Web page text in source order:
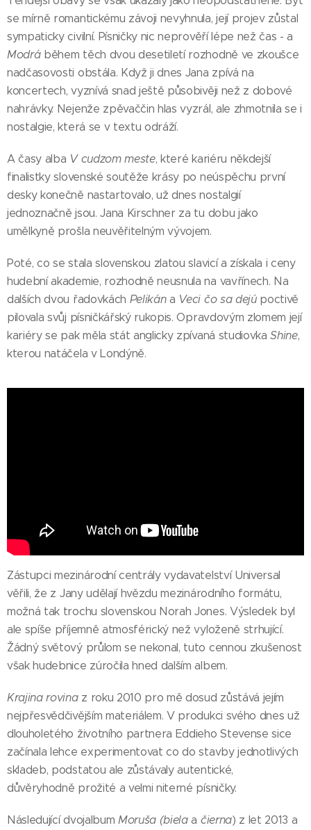
se mírně romantickému závoji nevyhnula, její projev zůstal
sympaticky civilní. Písničky nic neprověří lépe než čas - a
Modráběhem těch dvou desetiletí rozhodně ve zkoušce
nadčasovosti obstála. Když ji dnes Jana zpívá na
koncertech, vyznívá snad ještě působivěji než z dobové
nahrávky. Nejenže zpěvaččin hlas vyzrál, ale zhmotnila se i
nostalgie, která se v textu odráží.
A časy alba V cudzom meste, které kariéru někdejší
finalistky slovenské soutěže krásy po neúspěchu první
desky konečně nastartovalo, už dnes nostalgií
jednoznačně jsou. Jana Kirschner za tu dobu jako
umělkyně prošla neuvěřitelným vývojem.
Poté, co se stala slovenskou zlatou slavicí a získala i ceny
hudební akademie, rozhodně neusnula na vavřínech. Na
dalších dvou řadovkách Pelikána Veci čo sa dejú poctivě
pilovala svůj písničkářský rukopis. Opravdovým zlomem její
kariéry se pak měla stát anglicky zpívaná studiovka Shine,
kterou natáčela v Londýně.
Zástupci mezinárodní centrály vydavatelství Universal
věřili, že z Jany udělají hvězdu mezinárodního formátu,
možná tak trochu slovenskou Norah Jones. Výsledek byl
ale spíše příjemně atmosférický než vyloženě strhující.
Žádný světový průlom se nekonal, tuto cennou zkušenost
však hudebnice zúročila hned dalším albem.
Krajina rovinaz roku 2010 pro mě dosud zůstává jejím
nejpřesvědčivějším materiálem. V produkci svého dnes už
dlouholetého životního partnera Eddieho Stevense sice
začínala lehce experimentovat co do stavby jednotlivých
skladeb, podstatou ale zůstávaly autentické,
důvěryhodně prožité a velmi niterné písničky.
Následující dvojalbum Moruša (bielaa čierna) z let 2013 a